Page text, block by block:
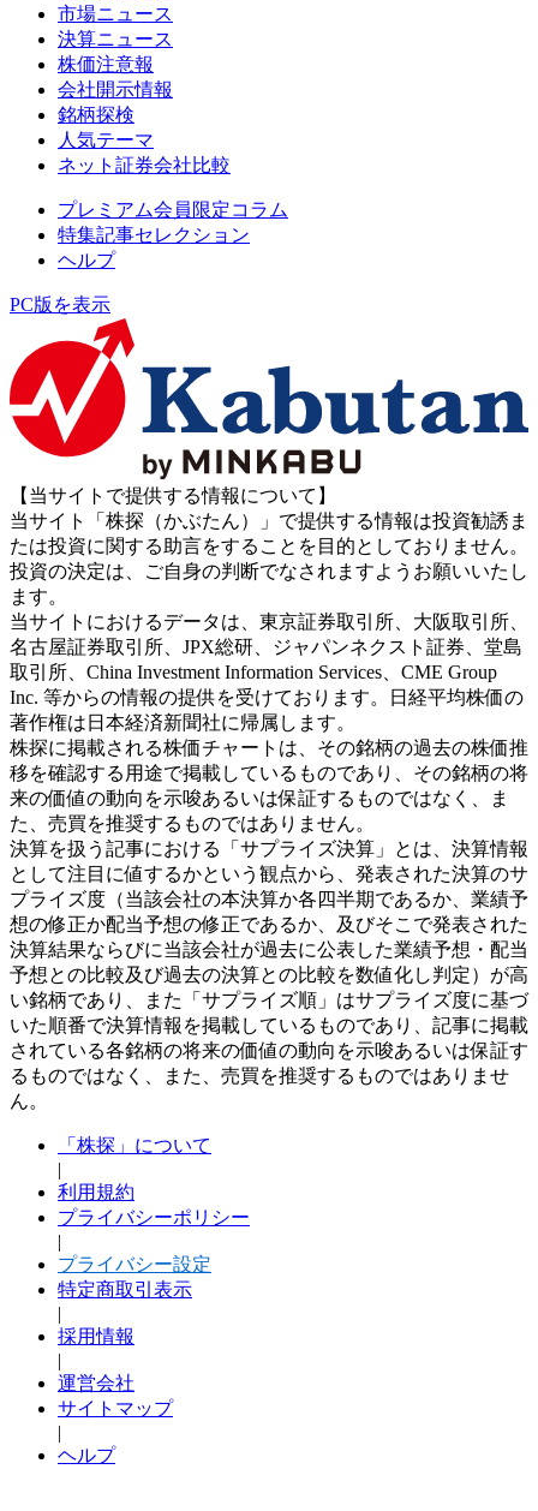
市場ニュース
決算ニュース
株価注意報
会社開示情報
銘柄探検
人気テーマ
ネット証券会社比較
プレミアム会員限定コラム
特集記事セレクション
ヘルプ
PC版を表示
【当サイトで提供する情報について】
当サイト「株探（かぶたん）」で提供する情報は投資勧誘ま
たは投資に関する助言をすることを目的としておりません。
投資の決定は、ご自身の判断でなされますようお願いいたし
ます。
当サイトにおけるデータは、東京証券取引所、大阪取引所、
名古屋証券取引所、JPX総研、ジャパンネクスト証券、堂島
取引所、China Investment Information Services、CME Group
Inc. 等からの情報の提供を受けております。日経平均株価の
著作権は日本経済新聞社に帰属します。
株探に掲載される株価チャートは、その銘柄の過去の株価推
移を確認する用途で掲載しているものであり、その銘柄の将
来の価値の動向を示唆あるいは保証するものではなく、ま
た、売買を推奨するものではありません。
決算を扱う記事における「サプライズ決算」とは、決算情報
として注目に値するかという観点から、発表された決算のサ
プライズ度（当該会社の本決算か各四半期であるか、業績予
想の修正か配当予想の修正であるか、及びそこで発表された
決算結果ならびに当該会社が過去に公表した業績予想・配当
予想との比較及び過去の決算との比較を数値化し判定）が高
い銘柄であり、また「サプライズ順」はサプライズ度に基づ
いた順番で決算情報を掲載しているものであり、記事に掲載
されている各銘柄の将来の価値の動向を示唆あるいは保証す
るものではなく、また、売買を推奨するものではありませ
ん。
「株探」について
|
利用規約
プライバシーポリシー
|
プライバシー設定
特定商取引表示
|
採用情報
|
運営会社
サイトマップ
|
ヘルプ